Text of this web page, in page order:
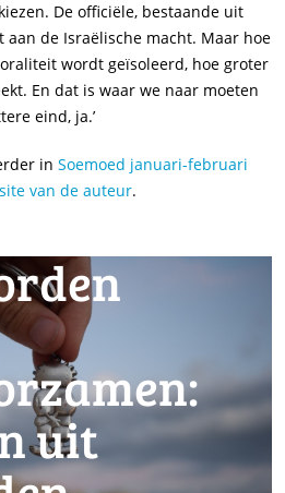
De officiële, bestaande uit
aan de Israëlische macht. Maar hoe
wordt geïsoleerd, hoe groter
En dat is waar we naar moeten
eind, ja.’
in Soemoed januari-februari
van de auteur.
uit